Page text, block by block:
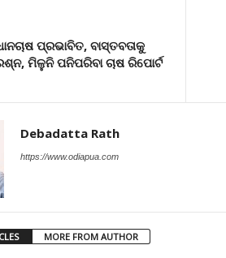
ପ୍ରଭାବିତ, ବାସ୍ତବତାକୁ
ମିଳୁନି ପନିପରିବା ଚାଷ ରିପୋର୍ଟ
Debadatta Rath
https://www.odiapua.com
MORE FROM AUTHOR